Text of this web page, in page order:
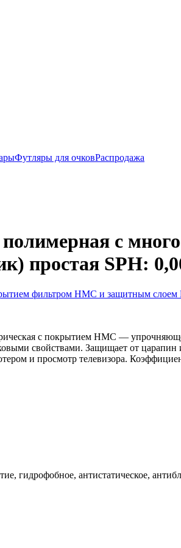
Футляры для очковРаспродажа
полимерная с
простая SPH:
с покрытием HMC —
свойствами. Защищает от
и просмотр телевизора.
гидрофобное, антистатическое,